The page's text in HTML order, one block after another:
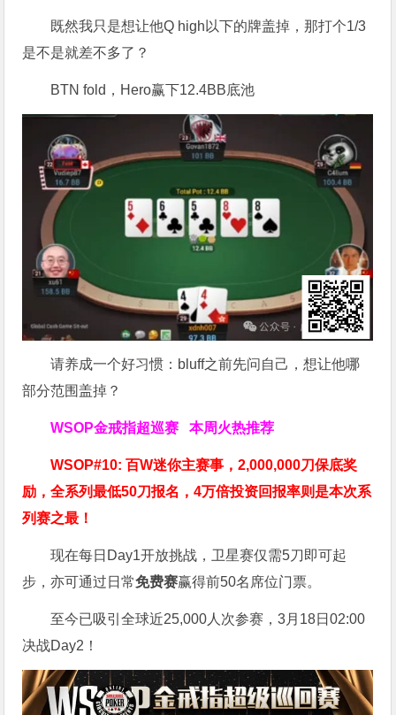
既然我只是想让他Q high以下的牌盖掉，那打个1/3
是不是就差不多了？
BTN fold，Hero赢下12.4BB底池
请养成一个好习惯：bluff之前先问自己，想让他哪
部分范围盖掉？
WSOP金戒指超巡赛本周火热推荐
WSOP#10: 百W迷你主赛事，2,000,000刀保底奖
励，全系列最低50刀报名，4万倍投资回报率则是本次系
列赛之最！
现在每日Day1开放挑战，卫星赛仅需5刀即可起
步，亦可通过日常免费赛赢得前50名席位门票。
至今已吸引全球近25,000人次参赛，3月18日02:00
决战Day2！